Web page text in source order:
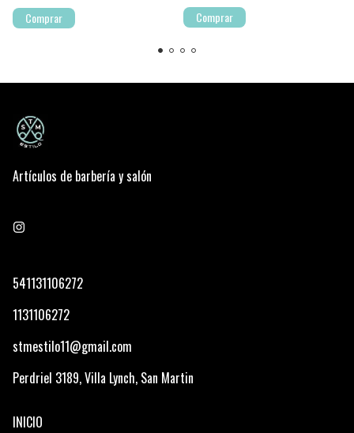
Artículos de barbería y salón
541131106272
1131106272
stmestilo11@gmail.com
Perdriel 3189, Villa Lynch, San Martin
INICIO